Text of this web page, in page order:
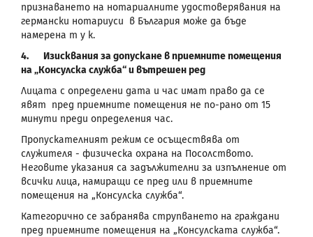
признаването на нотариалните удостоверявания на
германски нотариуси в България може да бъде
намерена т у к.
4. Изисквания за допускане в приемните помещения
на „Консулска служба“ и вътрешен ред
Лицата с определени дата и час имат право да се
явят пред приемните помещения не по-рано от 15
минути преди определения час.
Пропускателният режим се осъществява от
служителя - физическа охрана на Посолството.
Неговите указания са задължителни за изпълнение от
всички лица, намиращи се пред или в приемните
помещения на „Консулска служба“.
Категорично се забранява струпването на граждани
пред приемните помещения на „Консулската служба“.